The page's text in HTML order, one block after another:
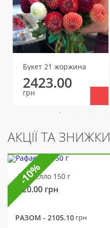
Букет 21 жоржина
2423.00
грн
АКЦІЇ ТА ЗНИЖКИ
Рафаелло 150 г
320.00 грн
РАЗОМ - 2105.10 грн
-10%